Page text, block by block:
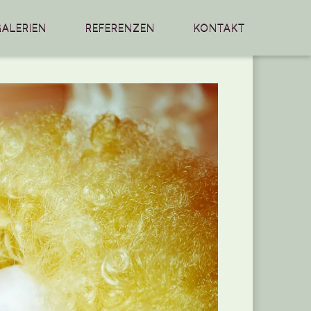
REFERENZEN KONTAKT